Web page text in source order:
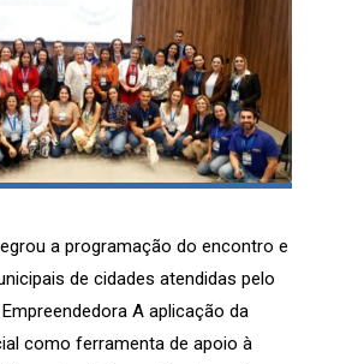
a programação do encontro e
de cidades atendidas pelo
A aplicação da
como ferramenta de apoio à